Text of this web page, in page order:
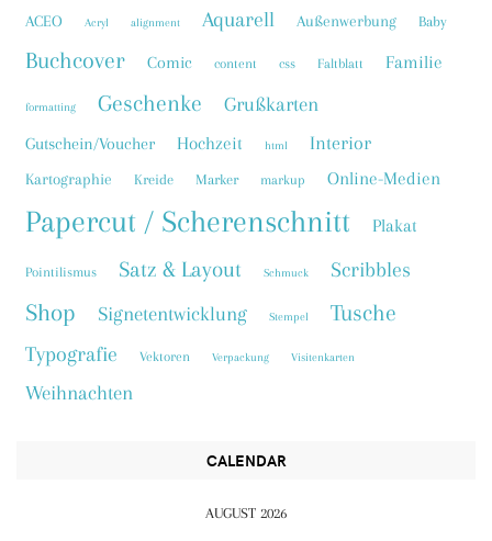
ACEO Acryl alignment Aquarell Außenwerbung Baby
Buchcover Comic content css Faltblatt Familie
formatting Geschenke Grußkarten
Gutschein/Voucher Hochzeit html Interior
Kartographie Kreide Marker markup Online-Medien
Papercut / Scherenschnitt Plakat
Pointilismus Satz & Layout Schmuck Scribbles
Shop Signetentwicklung Stempel Tusche
Typografie Vektoren Verpackung Visitenkarten
Weihnachten
CALENDAR
AUGUST 2026